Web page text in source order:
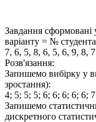
Завдання сформовані
варіанту = №
7, 6, 5, 8, 6, 5, 6, 9, 8,
Розв'язання:
Запишемо вибірку у
зростання):
4; 5; 5; 5; 6; 6; 6; 6; 6;
Запишемо
дискретного